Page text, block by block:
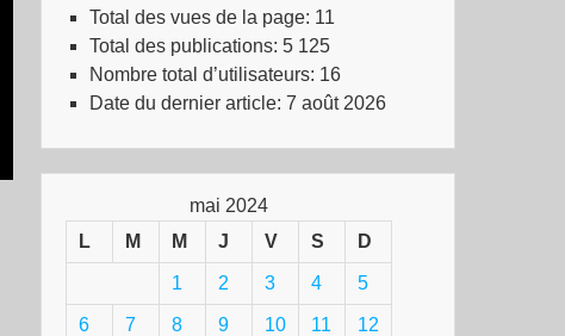
Total des vues de la page: 11
Total des publications: 5 125
Nombre total d’utilisateurs: 16
Date du dernier article: 7 août 2026
mai 2024
L
M M J V S D
1 2 3 4 5
6 7 8 9 10 11 12